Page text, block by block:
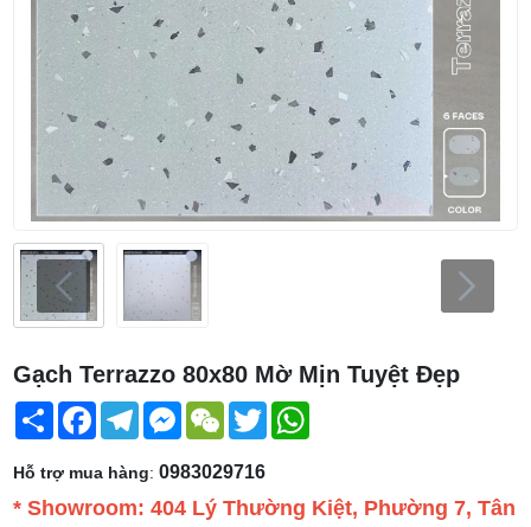
Gạch Terrazzo 80x80 Mờ Mịn Tuyệt Đẹp
Share FacebookTelegramMessenger
WeChatTwitter
Hỗ trợ mua hàng:0983029716
* Showroom: 404 Lý Thường Kiệt, Phường 7, Tân